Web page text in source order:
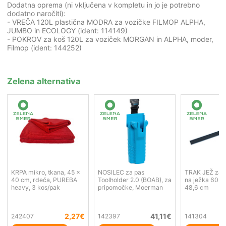
Dodatna oprema (ni vključena v kompletu in jo je potrebno
dodatno naročiti):
- VREČA 120L plastična MODRA za vozičke FILMOP ALPHA,
JUMBO in ECOLOGY (ident: 114149)
- POKROV za koš 120L za voziček MORGAN in ALPHA, moder,
Filmop (ident: 144252)
Zelena alternativa
KRPA mikro, tkana, 45 x
40 cm, rdeča, PUREBA
heavy, 3 kos/pak
242407 2,27€
NOSILEC za pas
Toolholder 2.0 (BOAB), za
pripomočke, Moerman
142397 41,11€
TRAK JEŽ za
na ježka 60
48,6 cm
141304